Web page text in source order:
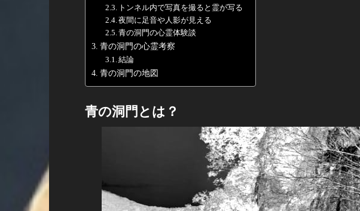
トンネル内で写真を撮ると霊が写る
夜間に足音や人影が見える
青の洞門の心霊体験談
青の洞門の心霊考察
結論
青の洞門の地図
青の洞門とは？